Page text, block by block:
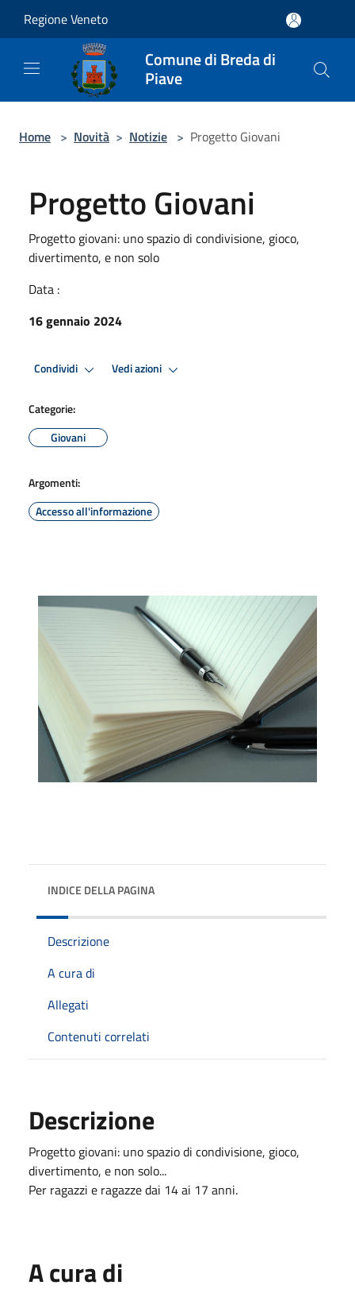
Regione Veneto
Comune di Breda di
Piave
Home > Novità > Notizie > Progetto Giovani
Progetto Giovani
Progetto giovani: uno spazio di condivisione, gioco,
divertimento, e non solo
Data :
16 gennaio 2024
Condividi Vedi azioni
Categorie:
Giovani
Argomenti:
Accesso all'informazione
INDICE DELLA PAGINA
Descrizione
A cura di
Allegati
Contenuti correlati
Descrizione
Progetto giovani: uno spazio di condivisione, gioco,
divertimento, e non solo...
Per ragazzi e ragazze dai 14 ai 17 anni.
A cura di